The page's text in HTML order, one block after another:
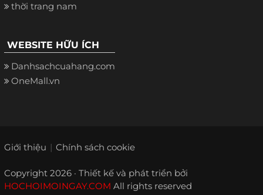
thời trang nam
WEBSITE HỮU ÍCH
Danhsachcuahang.com
OneMall.vn
Giới thiệu Chính sách cookie
Copyright 2026 · Thiết kế và phát triển bởi
HOCHOIMOINGAY.COM All rights reserved